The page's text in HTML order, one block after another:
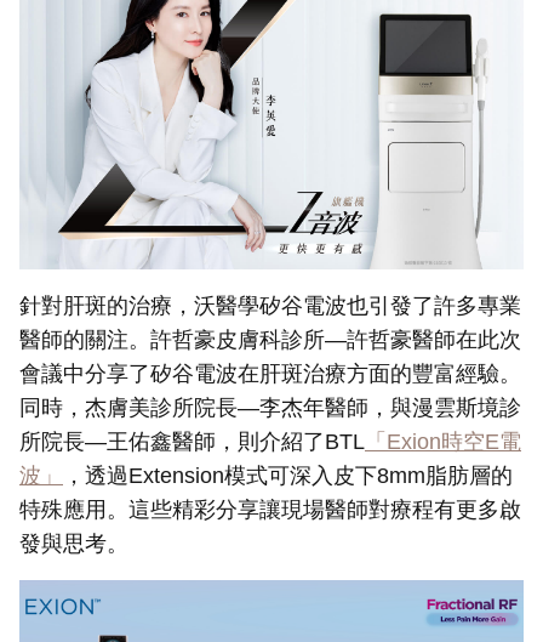
針對肝斑的治療，沃醫學矽谷電波也引發了許多專業
醫師的關注。許哲豪皮膚科診所—許哲豪醫師在此次
會議中分享了矽谷電波在肝斑治療方面的豐富經驗。
同時，杰膚美診所院長—李杰年醫師，與漫雲斯境診
所院長—王佑鑫醫師，則介紹了BTL 「Exion時空E電
波」
，透過Extension模式可深入皮下8mm脂肪層的
特殊應用。這些精彩分享讓現場醫師對療程有更多啟
發與思考。